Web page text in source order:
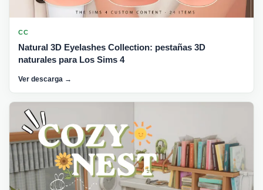
CC
Natural 3D Eyelashes Collection: pestañas 3D
naturales para Los Sims 4
Ver descarga →